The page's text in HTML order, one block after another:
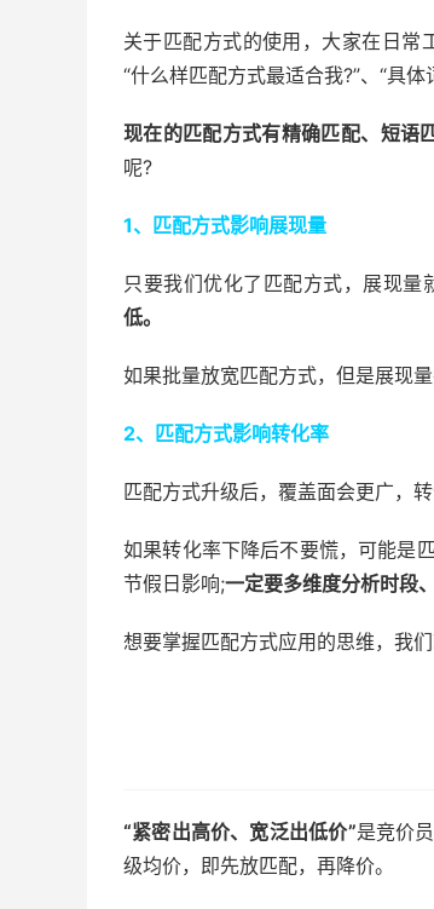
关于匹配方式的使用，大家在日常
“什么样匹配方式最适合我?”、“具体
现在的匹配方式有精确匹配、短语
呢?
1、匹配方式影响展现量
只要我们优化了匹配方式，展现量
低。
如果批量放宽匹配方式，但是展现
2、匹配方式影响转化率
匹配方式升级后，覆盖面会更广，
如果转化率下降后不要慌，可能是
节假日影响;一定要多维度分析时段
想要掌握匹配方式应用的思维，我
“紧密出高价、宽泛出低价”是竞价
级均价，即先放匹配，再降价。